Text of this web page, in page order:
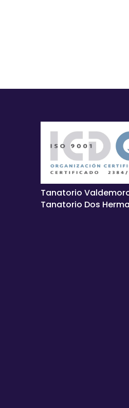
Tanatorio
Tanatorio Dos